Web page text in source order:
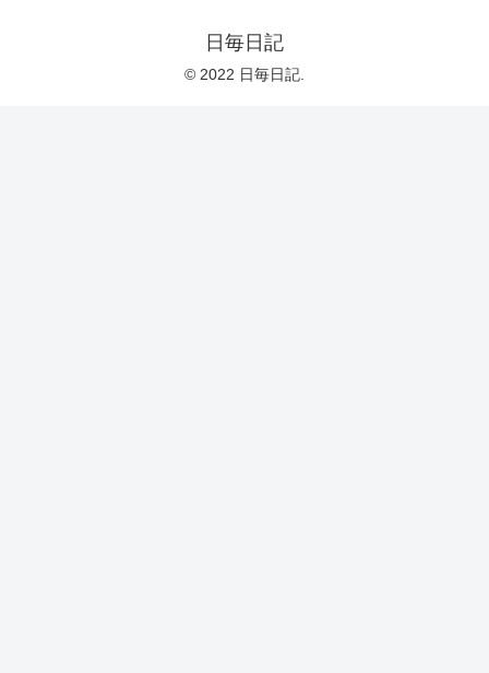
日毎日記
© 2022 日毎日記.